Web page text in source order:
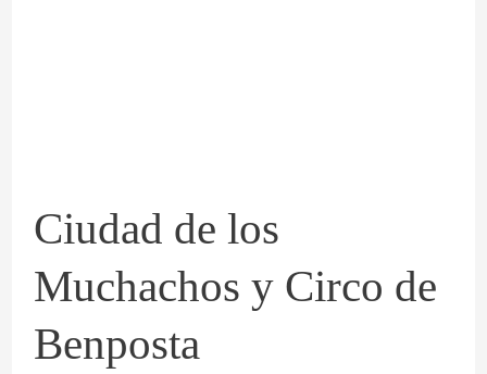
Ciudad de los
Muchachos y Circo de
Benposta